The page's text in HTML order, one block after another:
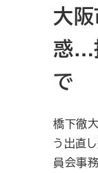
大
惑…
で
橋下徹
う出直
員会事